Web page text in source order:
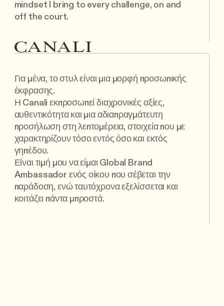
mindset I bring to every challenge, on and
off the court.
Για μένα, το στυλ είναι μια μορφή προσωπικής
έκφρασης.
Η Canali εκπροσωπεί διαχρονικές αξίες,
αυθεντικότητα και μια αδιαπραγμάτευτη
προσήλωση στη λεπτομέρεια, στοιχεία που με
χαρακτηρίζουν τόσο εντός όσο και εκτός
γηπέδου.
Είναι τιμή μου να είμαι Global Brand
Ambassador ενός οίκου που σέβεται την
παράδοση, ενώ ταυτόχρονα εξελίσσεται και
κοιτάζει πάντα μπροστά.